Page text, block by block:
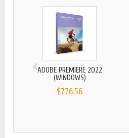
ADOBE PREMIERE 2022
(WINDOWS)
$776.56
‹